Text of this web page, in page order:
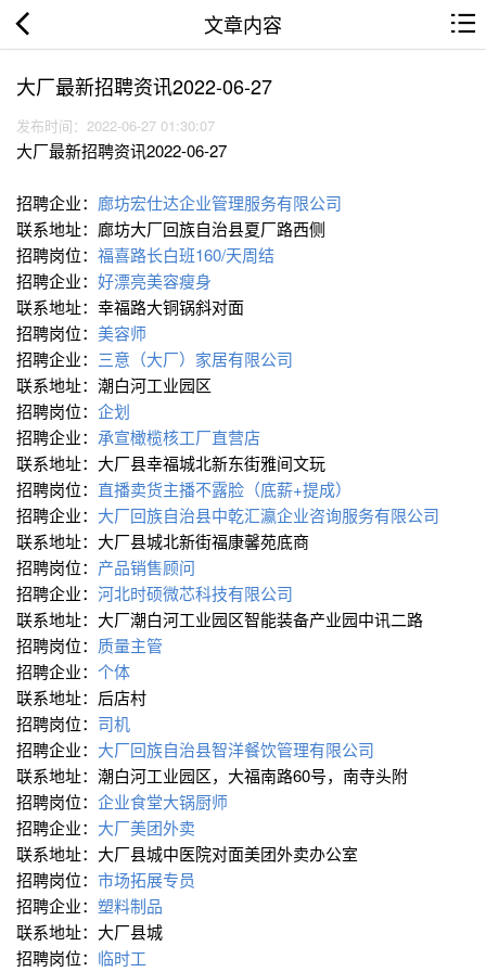
文章内容
大厂最新招聘资讯2022-06-27
发布时间：2022-06-27 01:30:07
大厂最新招聘资讯2022-06-27
招聘企业： 廊坊宏仕达企业管理服务有限公司
联系地址：廊坊大厂回族自治县夏厂路西侧
招聘岗位： 福喜路长白班160/天周结
招聘企业： 好漂亮美容瘦身
联系地址：幸福路大铜锅斜对面
招聘岗位： 美容师
招聘企业： 三意（大厂）家居有限公司
联系地址：潮白河工业园区
招聘岗位： 企划
招聘企业： 承宣橄榄核工厂直营店
联系地址：大厂县幸福城北新东街雅间文玩
招聘岗位： 直播卖货主播不露脸（底薪+提成）
招聘企业： 大厂回族自治县中乾汇瀛企业咨询服务有限公司
联系地址：大厂县城北新街福康馨苑底商
招聘岗位： 产品销售顾问
招聘企业： 河北时硕微芯科技有限公司
联系地址：大厂潮白河工业园区智能装备产业园中讯二路
招聘岗位： 质量主管
招聘企业： 个体
联系地址：后店村
招聘岗位： 司机
招聘企业： 大厂回族自治县智洋餐饮管理有限公司
联系地址：潮白河工业园区，大福南路60号，南寺头附
招聘岗位： 企业食堂大锅厨师
招聘企业： 大厂美团外卖
联系地址：大厂县城中医院对面美团外卖办公室
招聘岗位： 市场拓展专员
招聘企业： 塑料制品
联系地址：大厂县城
招聘岗位： 临时工